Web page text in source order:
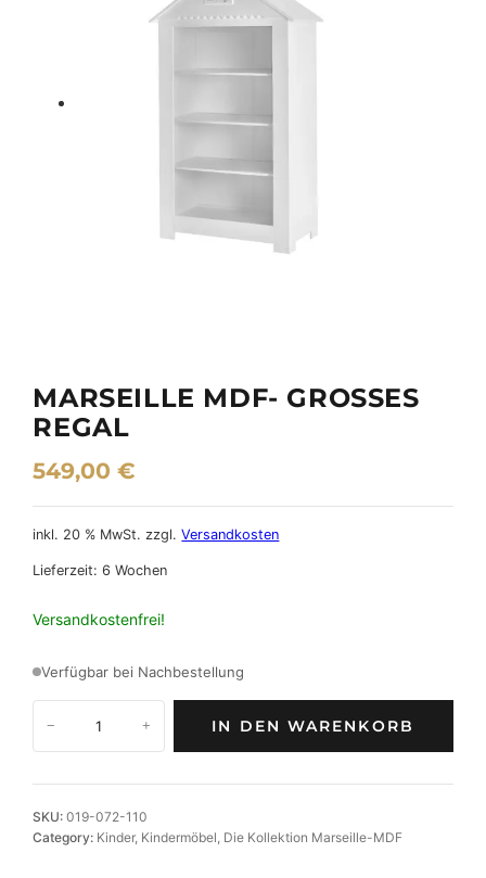
MARSEILLE MDF- GROSSES R
EGAL
549,00€
inkl. 20 % MwSt. zzgl.Versandkosten
Lieferzeit:6 Wochen
Versandkostenfrei!
Verfügbar bei Nachbestellung
s
i
− + IN DEN WARENKORB
SKU: 019-072-110
Category: Kinder, Kindermöbel Die Kollektion Marseille-MDF